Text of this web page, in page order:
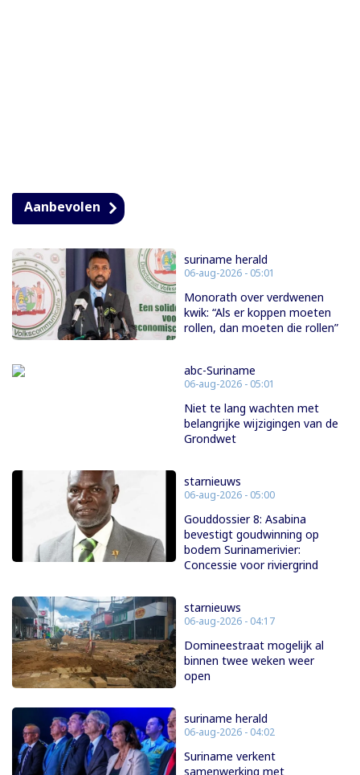
Aanbevolen
suriname herald
06-aug-2026 - 05:01
Monorath over verdwenen
kwik: “Als er koppen moeten
rollen, dan moeten die rollen”
abc-Suriname
06-aug-2026 - 05:01
Niet te lang wachten met
belangrijke wijzigingen van de
Grondwet
starnieuws
06-aug-2026 - 05:00
Gouddossier 8: Asabina
bevestigt goudwinning op
bodem Surinamerivier:
Concessie voor riviergrind
starnieuws
06-aug-2026 - 04:17
Domineestraat mogelijk al
binnen twee weken weer
open
suriname herald
06-aug-2026 - 04:02
Suriname verkent
samenwerking met